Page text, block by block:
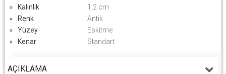
Kalınlık
1,2 cm
Renk
Antik
Yüzey
Eskitme
Kenar
Standart
AÇIKLAMA